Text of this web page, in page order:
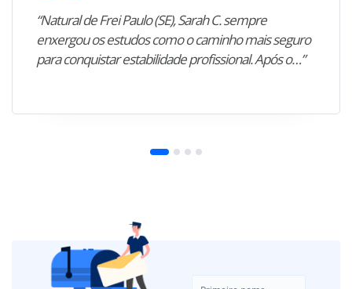
“Natural de Frei Paulo (SE), Sarah C. sempre
enxergou os estudos como o caminho mais seguro
para conquistar estabilidade profissional. Após o…”